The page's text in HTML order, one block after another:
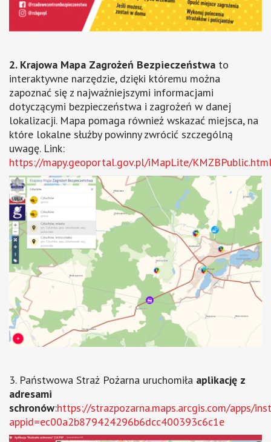
2. Krajowa Mapa Zagrożeń Bezpieczeństwa to
interaktywne narzędzie, dzięki któremu można
zapoznać się z najważniejszymi informacjami
dotyczącymi bezpieczeństwa i zagrożeń w danej
lokalizacji. Mapa pomaga również wskazać miejsca, na
które lokalne służby powinny zwrócić szczególną
uwagę. Link:
https://mapy.geoportal.gov.pl/iMapLite/
3. Państwowa Straż Pożarna uruchomiła aplikację z
adresami
schronów:https://strazpozarna.maps.arcgis.com/apps/
appid=ec00a2b879424296b6dcc400393c6c1e